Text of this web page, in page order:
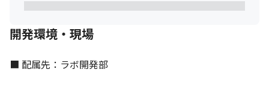
フロントエンド：JavaScript(Vue.js / React.js / Angular / Nuxt.js)
/ TypeScript
バックエンド：Java(Spring Framework) / PHP(Laravel) /
モバイル：Swift / Kotlin / Flutter
開発環境・現場
■ 配属先：ラボ開発部